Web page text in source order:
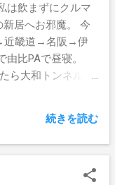
ったりするのだ
さんが書いていた
は飲まずにクルマ
居へお邪魔。 今
近畿道→名阪→伊
由比PAで昼寝。
ら大和トンネル先
続きを読む